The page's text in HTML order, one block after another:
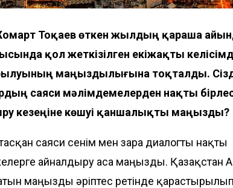
Тоқаев өткен жылдың қараша
қол жеткізілген екіжақты
маңыздылығына тоқталды.
саяси мәлімдемелерден нақты
кезеңіне көшуі қаншалықты маңызды?
саяси сенім мен өзара диалогты нақты
айналдыру аса маңызды. Қазақстан
маңызды әріптес ретінде